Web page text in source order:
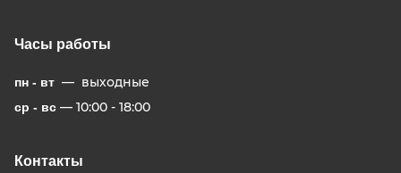
Часы работы
пн - вт — выходные
ср - вс — 10:00 - 18:00
Контакты